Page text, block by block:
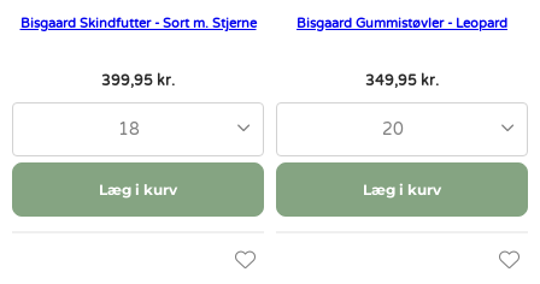
Bisgaard Skindfutter - Sort m. Stjerne
399,95 kr.
18
Læg i kurv
Bisgaard Gummistøvler - Leopard
349,95 kr.
20
Læg i kurv